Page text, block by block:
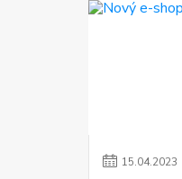
15.04.2023